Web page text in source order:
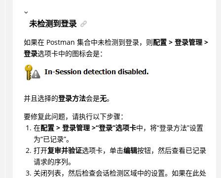
未检测到登录
如果在 Postman 集合中未检测到登录，则配置 > 登录管理 >
登录选项卡中的图标会是：
并且选择的登录方法会是无。
要修复此问题，请执行以下步骤：
在配置 > 登录管理 >“登录”选项卡中，将“登录方法”设置
为“已记录”。
打开复审并验证选项卡，单击编辑按钮，然后查看已记录
请求的序列。
关闭列表，然后检查会话检测区域中的设置。如果在此处